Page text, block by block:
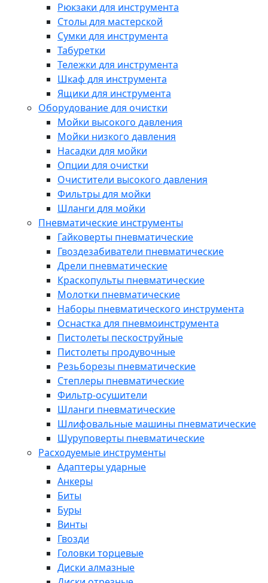
Рюкзаки для инструмента
Столы для мастерской
Сумки для инструмента
Табуретки
Тележки для инструмента
Шкаф для инструмента
Ящики для инструмента
Оборудование для очистки
Мойки высокого давления
Мойки низкого давления
Насадки для мойки
Опции для очистки
Очистители высокого давления
Фильтры для мойки
Шланги для мойки
Пневматические инструменты
Гайковерты пневматические
Гвоздезабиватели пневматические
Дрели пневматические
Краскопульты пневматические
Молотки пневматические
Наборы пневматического инструмента
Оснастка для пневмоинструмента
Пистолеты пескоструйные
Пистолеты продувочные
Резьборезы пневматические
Степлеры пневматические
Фильтр-осушители
Шланги пневматические
Шлифовальные машины пневматические
Шуруповерты пневматические
Расходуемые инструменты
Адаптеры ударные
Анкеры
Биты
Буры
Винты
Гвозди
Головки торцевые
Диски алмазные